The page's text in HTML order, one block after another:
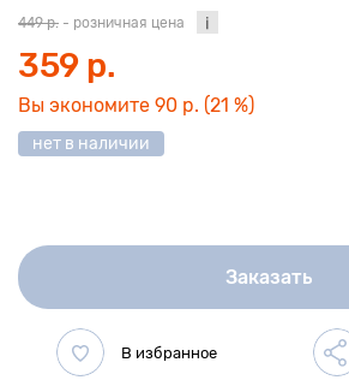
449 р. - розничная цена
359 р.
Вы экономите 90 р. (21 %)
нет в наличии
Заказать